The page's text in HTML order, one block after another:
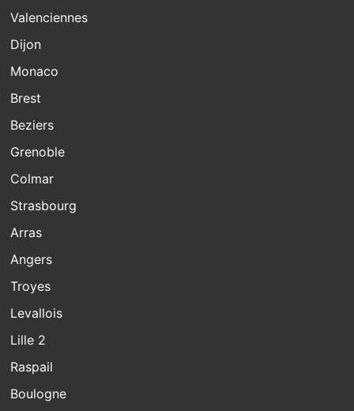
Valenciennes
Dijon
Monaco
Brest
Beziers
Grenoble
Colmar
Strasbourg
Arras
Angers
Troyes
Levallois
Lille 2
Raspail
Boulogne